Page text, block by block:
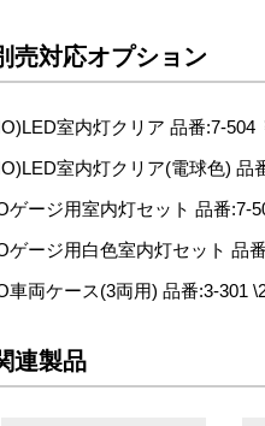
売対応オプション
室内灯クリア 品番:7-504
室内灯クリア(電球色) 品
ゲージ用室内灯セット 品番:7-
ゲージ用白色室内灯セット 品
車両ケース(3両用) 品番:3-301
連製品